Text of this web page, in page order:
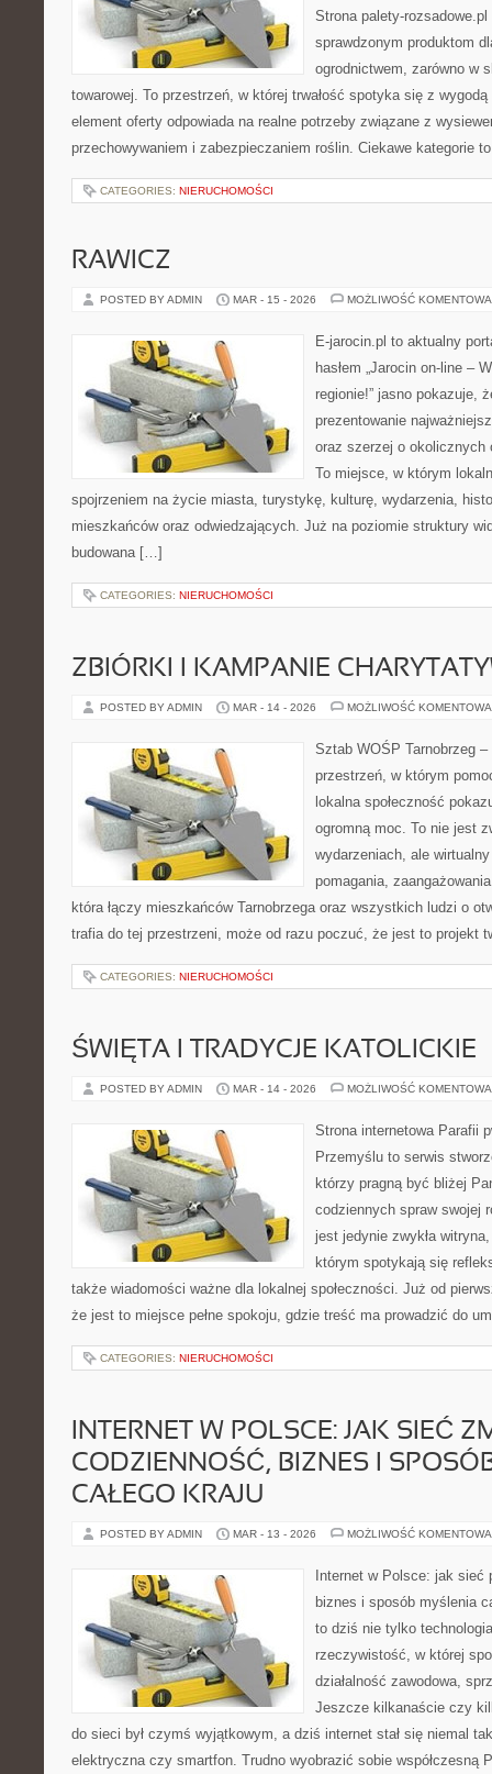
Strona palety-
sprawdzonym produktom
ogrodnictwem, zarówno w
towarowej. To przestrzeń, w której trwałość spotyka się z
element oferty odpowiada na realne potrzeby związane z
przechowywaniem i zabezpieczaniem roślin. Ciekawe kategorie
CATEGORIES: NIERUCHOMOŚCI
RAWICZ
POSTED BY ADMIN MAR - 15 - 2026 MOŻLIWOŚĆ
E-jarocin.pl to aktualny
hasłem „Jarocin on-line –
regionie!” jasno pokazuje,
prezentowanie
oraz szerzej o okolicznych
To miejsce, w którym
spojrzeniem na życie miasta, turystykę, kulturę, wydarzenia,
mieszkańców oraz odwiedzających. Już na poziomie struktury
budowana […]
CATEGORIES: NIERUCHOMOŚCI
ZBIÓRKI I KAMPANIE
POSTED BY ADMIN MAR - 14 - 2026 MOŻLIWOŚĆ
Sztab WOŚP Tarnobrzeg
przestrzeń, w którym
lokalna społeczność
ogromną moc. To nie jest
wydarzeniach, ale
pomagania,
która łączy mieszkańców Tarnobrzega oraz wszystkich ludzi o
trafia do tej przestrzeni, może od razu poczuć, że jest to projekt
CATEGORIES: NIERUCHOMOŚCI
ŚWIĘTA I TRADYCJE KATOLICKIE
POSTED BY ADMIN MAR - 14 - 2026 MOŻLIWOŚĆ
Strona internetowa Parafii
Przemyślu to serwis
którzy pragną być bliżej
codziennych spraw swojej
jest jedynie zwykła
którym spotykają się
także wiadomości ważne dla lokalnej społeczności. Już od
że jest to miejsce pełne spokoju, gdzie treść ma prowadzić do
CATEGORIES: NIERUCHOMOŚCI
INTERNET W POLSCE: JAK SIEĆ
CODZIENNOŚĆ, BIZNES I
CAŁEGO KRAJU
POSTED BY ADMIN MAR - 13 - 2026 MOŻLIWOŚĆ
Internet w Polsce: jak sieć
biznes i sposób myślenia
to dziś nie tylko
rzeczywistość, w której
działalność zawodowa,
Jeszcze kilkanaście czy
do sieci był czymś wyjątkowym, a dziś internet stał się niemal
elektryczna czy smartfon. Trudno wyobrazić sobie współczesną